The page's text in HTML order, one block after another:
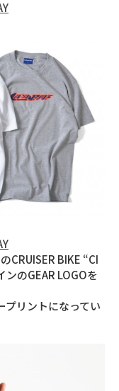
CRUISER BIKE “CI
ンのGEAR LOGOを
プリントになってい